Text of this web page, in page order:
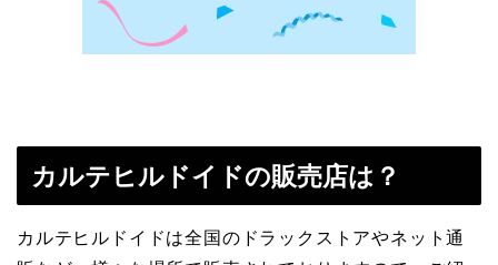
カルテヒルドイドの販売店は？
カルテヒルドイドは全国のドラックストアやネット通